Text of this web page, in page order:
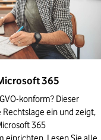
365
konform? Dieser
ein und zeigt,
365